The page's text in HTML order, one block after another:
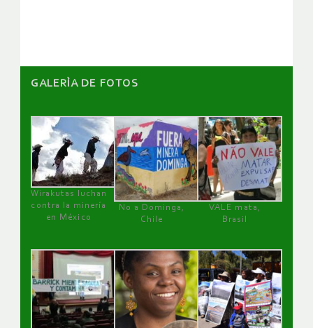
GALERÌA DE FOTOS
Wirakutas luchan
contra la minería
en México
No a Dominga,
Chile
VALE mata,
Brasil